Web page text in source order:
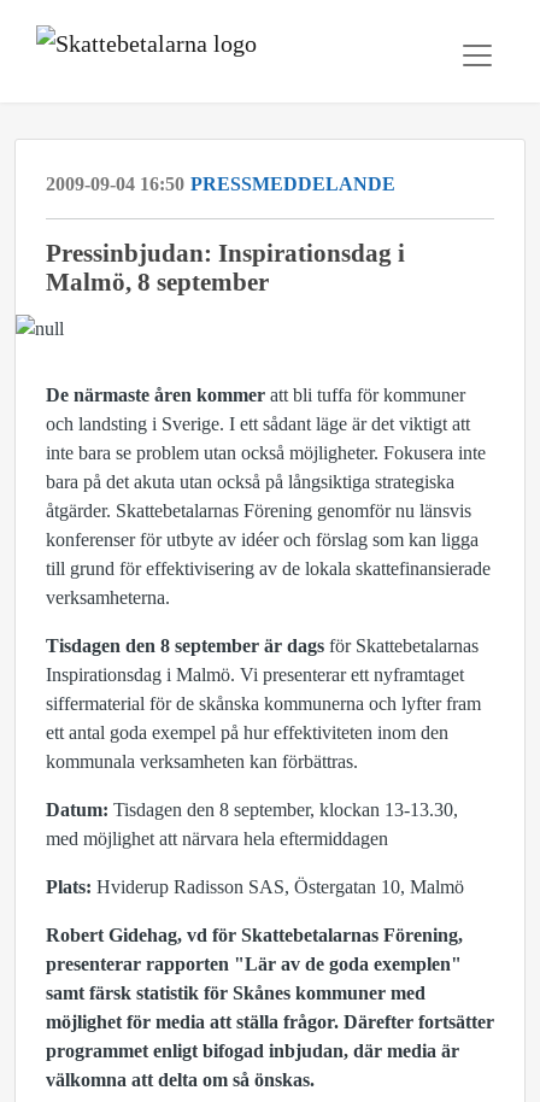
2009-09-04 16:50 PRESSMEDDELANDE
Pressinbjudan: Inspirationsdag i
Malmö, 8 september
De närmaste åren kommer att bli tuffa för kommuner
och landsting i Sverige. I ett sådant läge är det viktigt att
inte bara se problem utan också möjligheter. Fokusera inte
bara på det akuta utan också på långsiktiga strategiska
åtgärder. Skattebetalarnas Förening genomför nu länsvis
konferenser för utbyte av idéer och förslag som kan ligga
till grund för effektivisering av de lokala skattefinansierade
verksamheterna.
Tisdagen den 8 september är dags för Skattebetalarnas
Inspirationsdag i Malmö. Vi presenterar ett nyframtaget
siffermaterial för de skånska kommunerna och lyfter fram
ett antal goda exempel på hur effektiviteten inom den
kommunala verksamheten kan förbättras.
Datum: Tisdagen den 8 september, klockan 13-13.30,
med möjlighet att närvara hela eftermiddagen
Plats: Hviderup Radisson SAS, Östergatan 10, Malmö
Robert Gidehag, vd för Skattebetalarnas Förening,
presenterar rapporten "Lär av de goda exemplen"
samt färsk statistik för Skånes kommuner med
möjlighet för media att ställa frågor. Därefter fortsätter
programmet enligt bifogad inbjudan, där media är
välkomna att delta om så önskas.